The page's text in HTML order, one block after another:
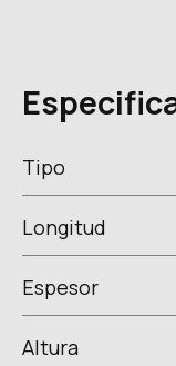
Tipo
Longitud
Espesor
Altura